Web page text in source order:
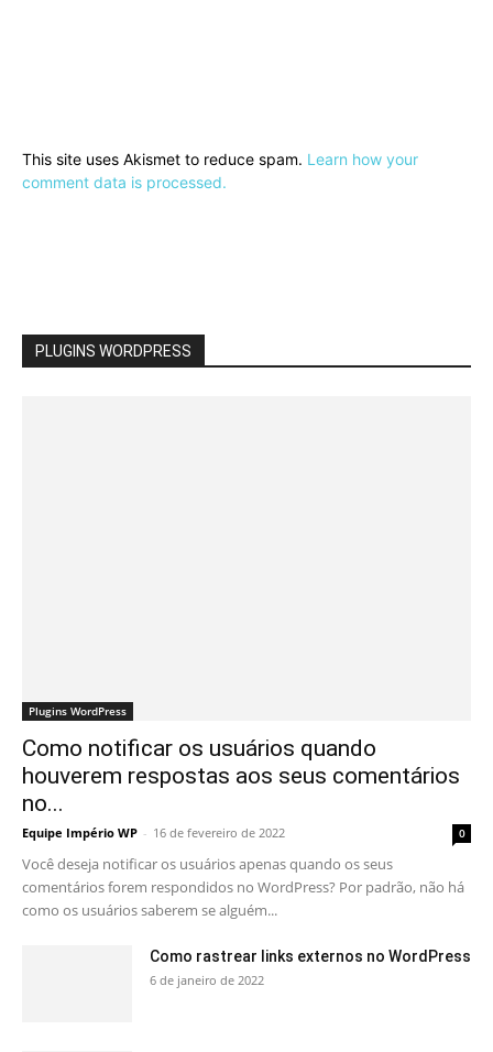
This site uses Akismet to reduce spam. Learn how your
comment data is processed.
PLUGINS WORDPRESS
Plugins WordPress
Como notificar os usuários quando
houverem respostas aos seus comentários
no...
Equipe Império WP - 16 de fevereiro de 2022 0
Você deseja notificar os usuários apenas quando os seus
comentários forem respondidos no WordPress? Por padrão, não há
como os usuários saberem se alguém...
Como rastrear links externos no WordPress
6 de janeiro de 2022